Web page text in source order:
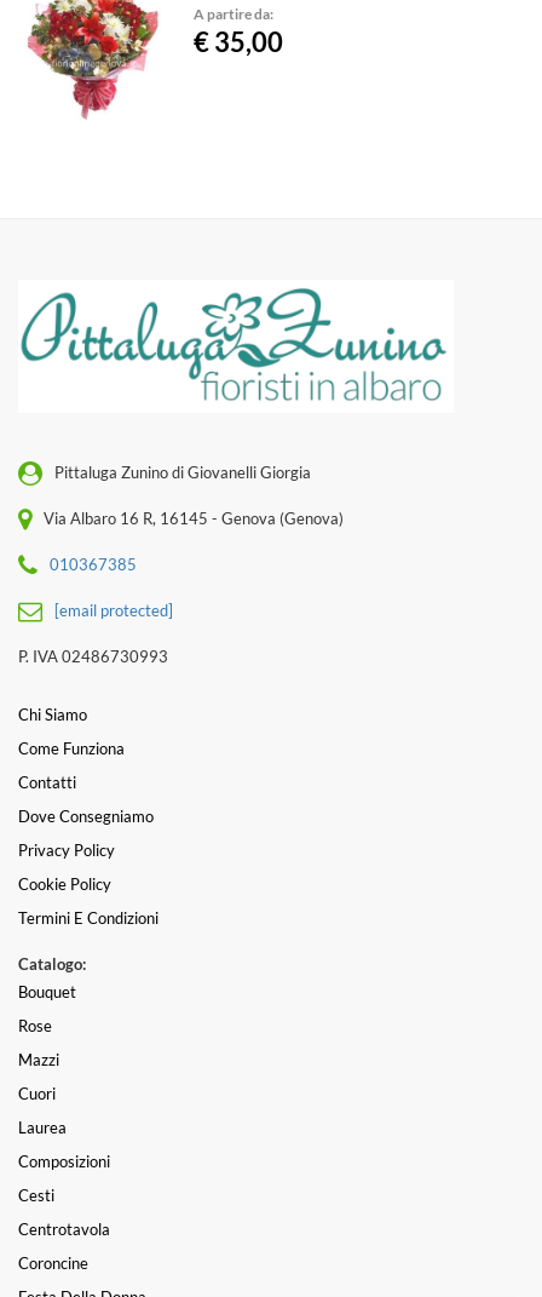
A partire da:
€ 35,00
Pittaluga Zunino di Giovanelli Giorgia
Via Albaro 16 R, 16145 - Genova (Genova)
010367385
[email protected]
P. IVA 02486730993
Chi Siamo
Come Funziona
Contatti
Dove Consegniamo
Privacy Policy
Cookie Policy
Termini E Condizioni
Catalogo:
Bouquet
Rose
Mazzi
Cuori
Laurea
Composizioni
Cesti
Centrotavola
Coroncine